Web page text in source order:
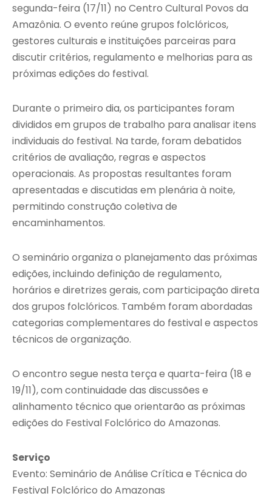
segunda-feira (17/11) no Centro Cultural Povos da
Amazônia. O evento reúne grupos folclóricos,
gestores culturais e instituições parceiras para
discutir critérios, regulamento e melhorias para as
próximas edições do festival.
Durante o primeiro dia, os participantes foram
divididos em grupos de trabalho para analisar itens
individuais do festival. Na tarde, foram debatidos
critérios de avaliação, regras e aspectos
operacionais. As propostas resultantes foram
apresentadas e discutidas em plenária à noite,
permitindo construção coletiva de
encaminhamentos.
O seminário organiza o planejamento das próximas
edições, incluindo definição de regulamento,
horários e diretrizes gerais, com participação direta
dos grupos folclóricos. Também foram abordadas
categorias complementares do festival e aspectos
técnicos de organização.
O encontro segue nesta terça e quarta-feira (18 e
19/11), com continuidade das discussões e
alinhamento técnico que orientarão as próximas
edições do Festival Folclórico do Amazonas.
Serviço
Evento: Seminário de Análise Crítica e Técnica do
Festival Folclórico do Amazonas